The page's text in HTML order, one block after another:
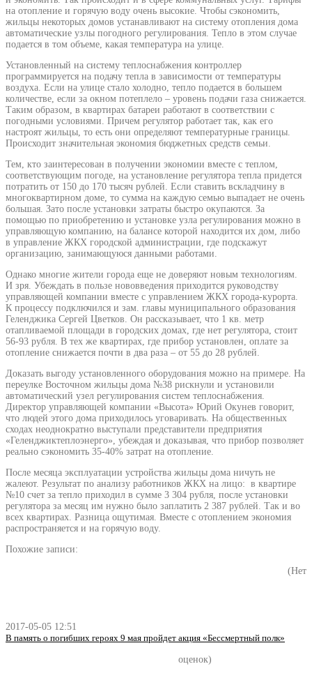
на отопление и горячую воду очень высокие. Чтобы сэкономить,
жильцы некоторых домов устанавливают на систему отопления дома
автоматические узлы погодного регулирования. Тепло в этом случае
подается в том объеме, какая температура на улице.
Установленный на систему теплоснабжения контроллер
программируется на подачу тепла в зависимости от температуры
воздуха. Если на улице стало холодно, тепло подается в большем
количестве, если за окном потеплело – уровень подачи газа снижается.
Таким образом, в квартирах батареи работают в соответствии с
погодными условиями. Причем регулятор работает так, как его
настроят жильцы, то есть они определяют температурные границы.
Происходит значительная экономия бюджетных средств семьи.
Тем, кто заинтересован в получении экономии вместе с теплом,
соответствующим погоде, на установление регулятора тепла придется
потратить от 150 до 170 тысяч рублей. Если ставить вскладчину в
многоквартирном доме, то сумма на каждую семью выпадает не очень
большая. Зато после установки затраты быстро окупаются. За
помощью по приобретению и установке узла регулирования можно в
управляющую компанию, на балансе которой находится их дом, либо
в управление ЖКХ городской администрации, где подскажут
организацию, занимающуюся данными работами.
Однако многие жители города еще не доверяют новым технологиям.
И зря. Убеждать в пользе нововведения приходится руководству
управляющей компании вместе с управлением ЖКХ города-курорта.
К процессу подключился и зам. главы муниципального образования
Геленджика Сергей Цветков. Он рассказывает, что 1 кв. метр
отапливаемой площади в городских домах, где нет регулятора, стоит
56-93 рубля. В тех же квартирах, где прибор установлен, оплате за
отопление снижается почти в два раза – от 55 до 28 рублей.
Доказать выгоду установленного оборудования можно на примере. На
переулке Восточном жильцы дома №38 рискнули и установили
автоматический узел регулирования систем теплоснабжения.
Директор управляющей компании «Высота» Юрий Окунев говорит,
что людей этого дома приходилось уговаривать. На общественных
сходах неоднократно выступали представители предприятия
«Геленджиктеплоэнерго», убеждая и доказывая, что прибор позволяет
реально сэкономить 35-40% затрат на отопление.
После месяца эксплуатации устройства жильцы дома ничуть не
жалеют. Результат по анализу работников ЖКХ на лицо: в квартире
№10 счет за тепло приходил в сумме 3 304 рубля, после установки
регулятора за месяц им нужно было заплатить 2 387 рублей. Так и во
всех квартирах. Разница ощутимая. Вместе с отоплением экономия
распространяется и на горячую воду.
Похожие записи:
2017-05-05 12:51
В память о погибших героях 9 мая пройдет акция «Бессмертный полк»
(Нет
оценок)